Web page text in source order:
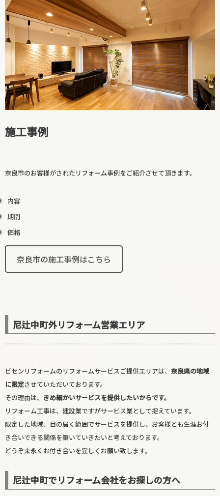
廊下リフォーム
寝室リフォーム
玄関リフォーム
施工事例
奈良市のお客様がされたリフォーム事例をご紹介させて頂きます。
内容
期間
価格
奈良市の施工事例はこちら
尼辻中町外リフォーム営業エリア
ビセンリフォームのリフォームサービスご提供エリアは、 奈良県の地域
に限定させていただいております。
その理由は、 きめ細かいサービスを提供したいからです。
リフォーム工事は、建設業ですがサービス業として捉えています。
限定した地域、目の届く範囲でサービスを提供し、お客様とも生涯お付
き合いできる関係を築いていきたいと考えております。
どうぞ末永くお付き合いを宜しくお願い致します。
尼辻中町でリフォーム会社をお探しの方へ